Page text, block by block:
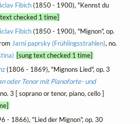
Fibich(1850 - 1900), "Kennst du
checked 1 time]
Fibich(1850 - 1900), "Mignon", op.
Jarní paprsky (Frühlingsstrahlen), no.
[sung text checked 1 time]
(1806 - 1869), "Mignons Lied", op. 3
oder Tenor mit Pianoforte- und
3 [ soprano or tenor, piano, cello ]
- 1866), "Lied der Mignon", op. 30